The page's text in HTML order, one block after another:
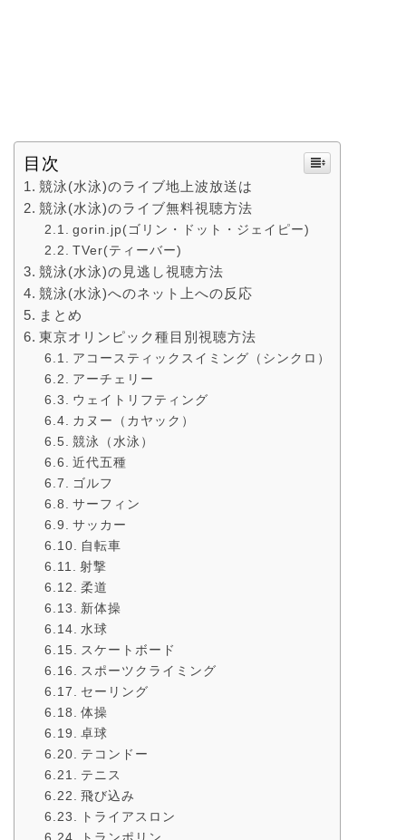
目次
競泳(水泳)のライブ地上波放送は
競泳(水泳)のライブ無料視聴方法
gorin.jp(ゴリン・ドット・ジェイピー)
TVer(ティーバー)
競泳(水泳)の見逃し視聴方法
競泳(水泳)へのネット上への反応
まとめ
東京オリンピック種目別視聴方法
アコースティックスイミング（シンクロ）
アーチェリー
ウェイトリフティング
カヌー（カヤック）
競泳（水泳）
近代五種
ゴルフ
サーフィン
サッカー
自転車
射撃
柔道
新体操
水球
スケートボード
スポーツクライミング
セーリング
体操
卓球
テコンドー
テニス
飛び込み
トライアスロン
トランポリン